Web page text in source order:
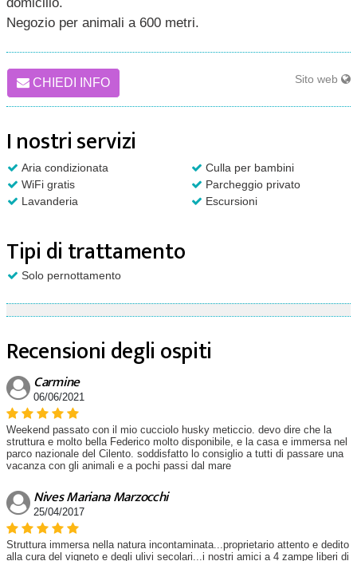
Negozio per animali a 600 metri.
CHIEDI INFO Sito web
I nostri servizi
Aria condizionata
Culla per bambini
WiFi gratis
Parcheggio privato
Lavanderia
Escursioni
Tipi di trattamento
Solo pernottamento
Recensioni degli ospiti
Carmine
06/06/2021
Weekend passato con il mio cucciolo husky meticcio. devo dire che la
struttura e molto bella Federico molto disponibile, e la casa e immersa nel
parco nazionale del Cilento. soddisfatto lo consiglio a tutti di passare una
vacanza con gli animali e a pochi passi dal mare
Nives Mariana Marzocchi
25/04/2017
Struttura immersa nella natura incontaminata...proprietario attento e dedito
alla cura del vigneto e degli ulivi secolari...i nostri amici a 4 zampe liberi di